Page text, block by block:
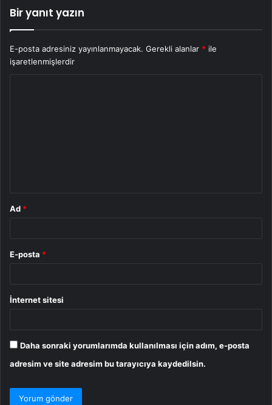
Bir yanıt yazın
E-posta adresiniz yayınlanmayacak. Gerekli alanlar * ile
işaretlenmişlerdir
Ad *
E-posta *
İnternet sitesi
Daha sonraki yorumlarımda kullanılması için adım, e-posta
adresim ve site adresim bu tarayıcıya kaydedilsin.